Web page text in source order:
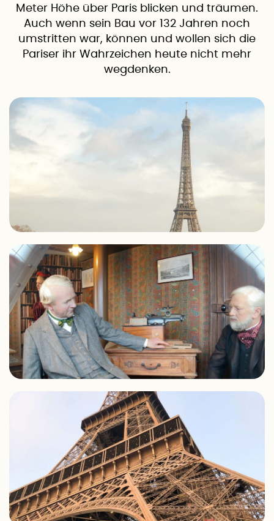
Meter Höhe über Paris blicken und träumen.
Auch wenn sein Bau vor 132 Jahren noch
umstritten war, können und wollen sich die
Pariser ihr Wahrzeichen heute nicht mehr
wegdenken.